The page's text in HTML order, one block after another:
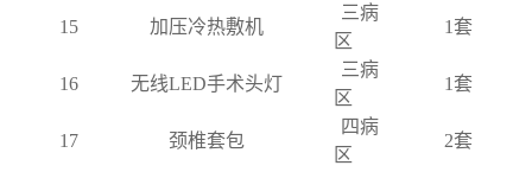
15 加压冷热敷机
三病
区
1套
16 无线LED手术头灯
三病
区
1套
17 颈椎套包
四病
区
2套